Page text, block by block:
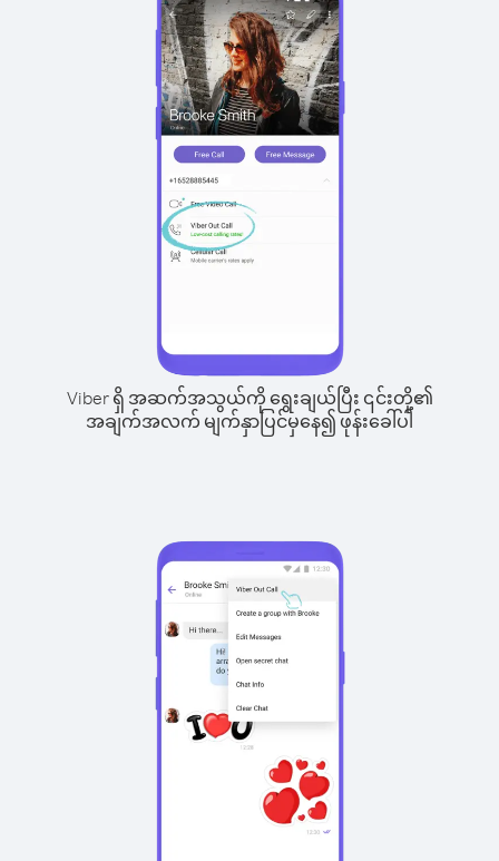
Viber ရှိ အဆက်အသွယ်ကို ရွေးချယ်ပြီး ၎င်းတို့၏
အချက်အလက် မျက်နှာပြင်မှနေ၍ ဖုန်းခေါ်ပါ